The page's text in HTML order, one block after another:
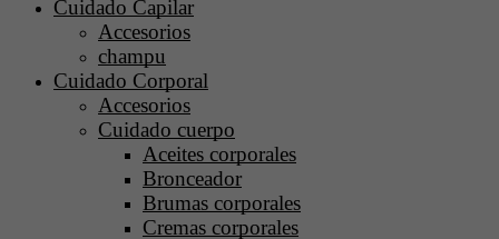
Cuidado Capilar
Accesorios
champu
Cuidado Corporal
Accesorios
Cuidado cuerpo
Aceites corporales
Bronceador
Brumas corporales
Cremas corporales